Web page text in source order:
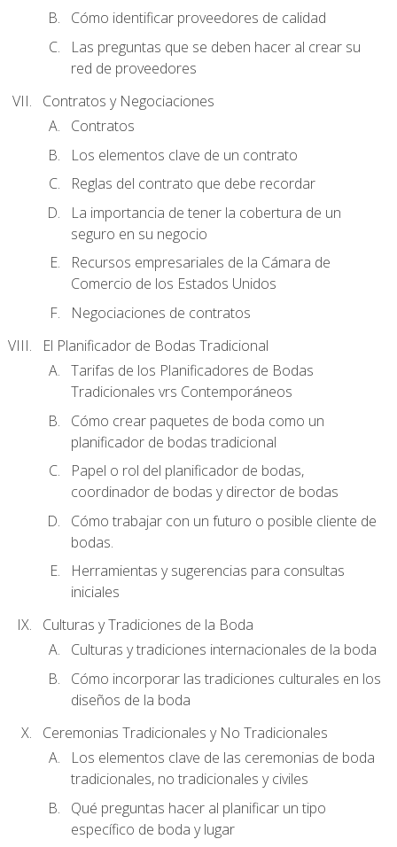
Cómo identificar proveedores de calidad
Las preguntas que se deben hacer al crear su
red de proveedores
Contratos y Negociaciones
Contratos
Los elementos clave de un contrato
Reglas del contrato que debe recordar
La importancia de tener la cobertura de un
seguro en su negocio
Recursos empresariales de la Cámara de
Comercio de los Estados Unidos
Negociaciones de contratos
El Planificador de Bodas Tradicional
Tarifas de los Planificadores de Bodas
Tradicionales vrs Contemporáneos
Cómo crear paquetes de boda como un
planificador de bodas tradicional
Papel o rol del planificador de bodas,
coordinador de bodas y director de bodas
Cómo trabajar con un futuro o posible cliente de
bodas.
Herramientas y sugerencias para consultas
iniciales
Culturas y Tradiciones de la Boda
Culturas y tradiciones internacionales de la boda
Cómo incorporar las tradiciones culturales en los
diseños de la boda
Ceremonias Tradicionales y No Tradicionales
Los elementos clave de las ceremonias de boda
tradicionales, no tradicionales y civiles
Qué preguntas hacer al planificar un tipo
específico de boda y lugar